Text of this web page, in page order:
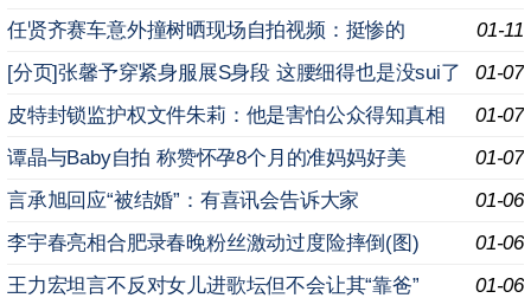
01-11
任贤齐赛车意外撞树晒现场自拍视频：挺惨的
01-07
[分页]张馨予穿紧身服展S身段 这腰细得也是没sui了
01-07
皮特封锁监护权文件朱莉：他是害怕公众得知真相
01-07
谭晶与Baby自拍 称赞怀孕8个月的准妈妈好美
01-06
言承旭回应“被结婚”：有喜讯会告诉大家
01-06
李宇春亮相合肥录春晚粉丝激动过度险摔倒(图)
01-06
王力宏坦言不反对女儿进歌坛但不会让其“靠爸”